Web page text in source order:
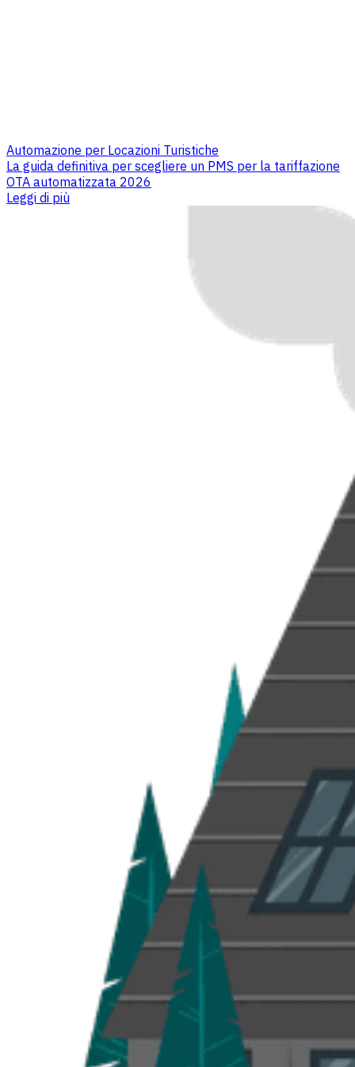
Automazione per Locazioni Turistiche
La guida definitiva per scegliere un PMS per la tariffazione
OTA automatizzata 2026
Leggi di più